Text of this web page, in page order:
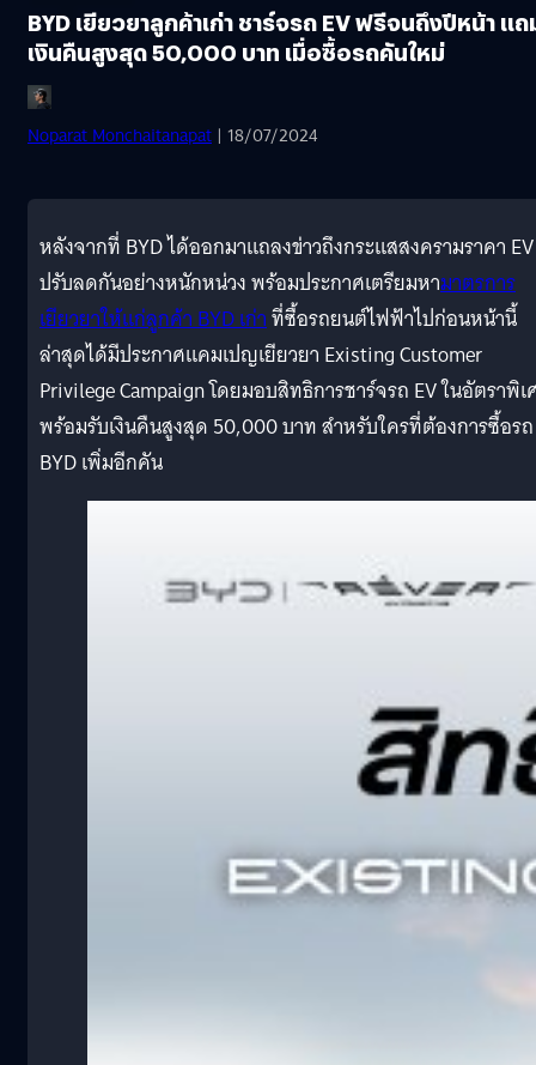
BYD เยียวยาลูกค้าเก่า ชาร์จรถ EV ฟรีจนถึงปีหน้า แถ
เงินคืนสูงสุด 50,000 บาท เมื่อซื้อรถคันใหม่
Noparat Monchaitanapat | 18/07/2024
หลังจากที่ BYD ได้ออกมาแถลงข่าวถึงกระแสสงครามราคา
ปรับลดกันอย่างหนักหน่วง พร้อมประกาศเตรียมหามาตรการ
เยียวยาให้แก่ลูกค้า BYD เก่าที่ซื้อรถยนต์ไฟฟ้าไปก่อนหน้านี้
ล่าสุดได้มีประกาศแคมเปญเยียวยา Existing Customer
Privilege Campaign โดยมอบสิทธิการชาร์จรถ EV ในอัตราพิ
พร้อมรับเงินคืนสูงสุด 50,000 บาท สำหรับใครที่ต้องการซื้อรถ
BYD เพิ่มอีกคัน